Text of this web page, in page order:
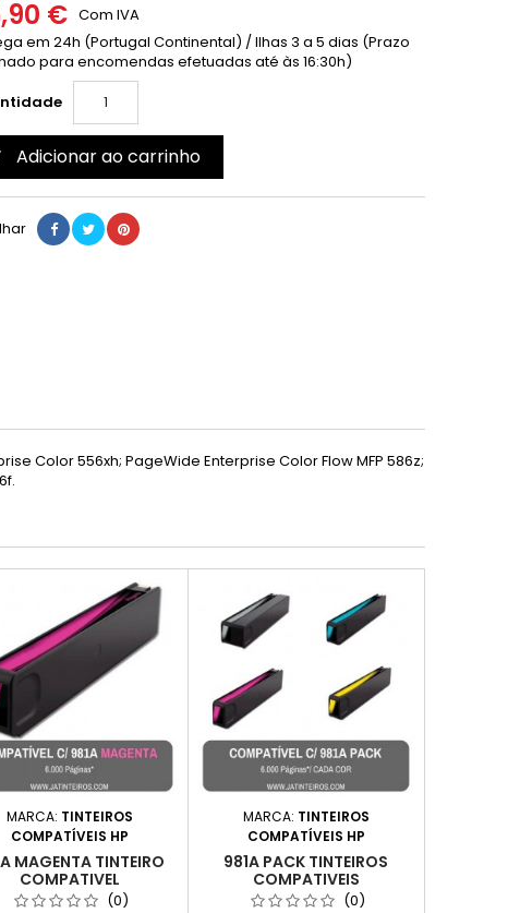
€ Com IVA
em 24h (Portugal Continental) / Ilhas 3 a 5 dias (Prazo
para encomendas efetuadas até às 16:30h)
Adicionar ao carrinho
Color 556xh; PageWide Enterprise Color Flow MFP 586z;
MARCA: TINTEIROS
COMPATÍVEIS HP
MAGENTA TINTEIRO
COMPATIVEL
(0)
MARCA: TINTEIROS
COMPATÍVEIS HP
981A PACK TINTEIROS
COMPATIVEIS
(0)